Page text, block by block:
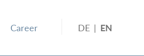
Career DE | EN